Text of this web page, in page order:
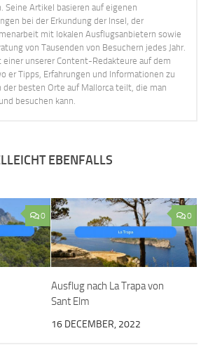
Seine Artikel basieren auf eigenen
bei der Erkundung der Insel, der
mit lokalen Ausflugsanbietern sowie
von Tausenden von Besuchern jedes Jahr.
einer unserer Content-Redakteure auf dem
er Tipps, Erfahrungen und Informationen zu
der besten Orte auf Mallorca teilt, die man
besuchen kann.
EBENFALLS
0 0
Ausflug nach La Trapa von
Sant Elm
16 DECEMBER, 2022